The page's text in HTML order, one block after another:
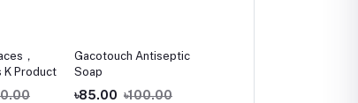
，
K Product
Gacotouch Antiseptic
Soap
৳85.00 ৳100.00